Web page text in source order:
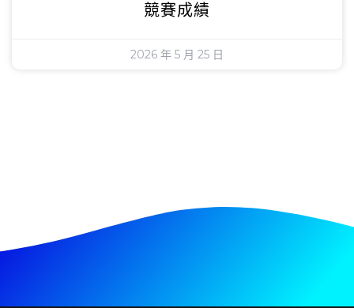
競賽成績
2026 年 5 月 25 日